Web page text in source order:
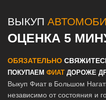
ВЫКУП
ОЦЕНКА 5
ОБЯЗАТЕЛЬНО
ПОКУПАЕМ ФИАТ ДОРОЖЕ
Выкуп Фиат в Большом
независимо от состояния и